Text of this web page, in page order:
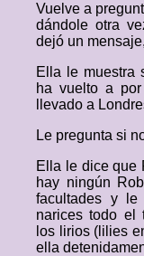
Vuelve a
dándole otra
dejó un
Ella le muestra
ha vuelto a
llevado a
Le pregunta si
Ella le dice que
hay ningún
facultades y
narices todo el
los lirios (lilies
ella